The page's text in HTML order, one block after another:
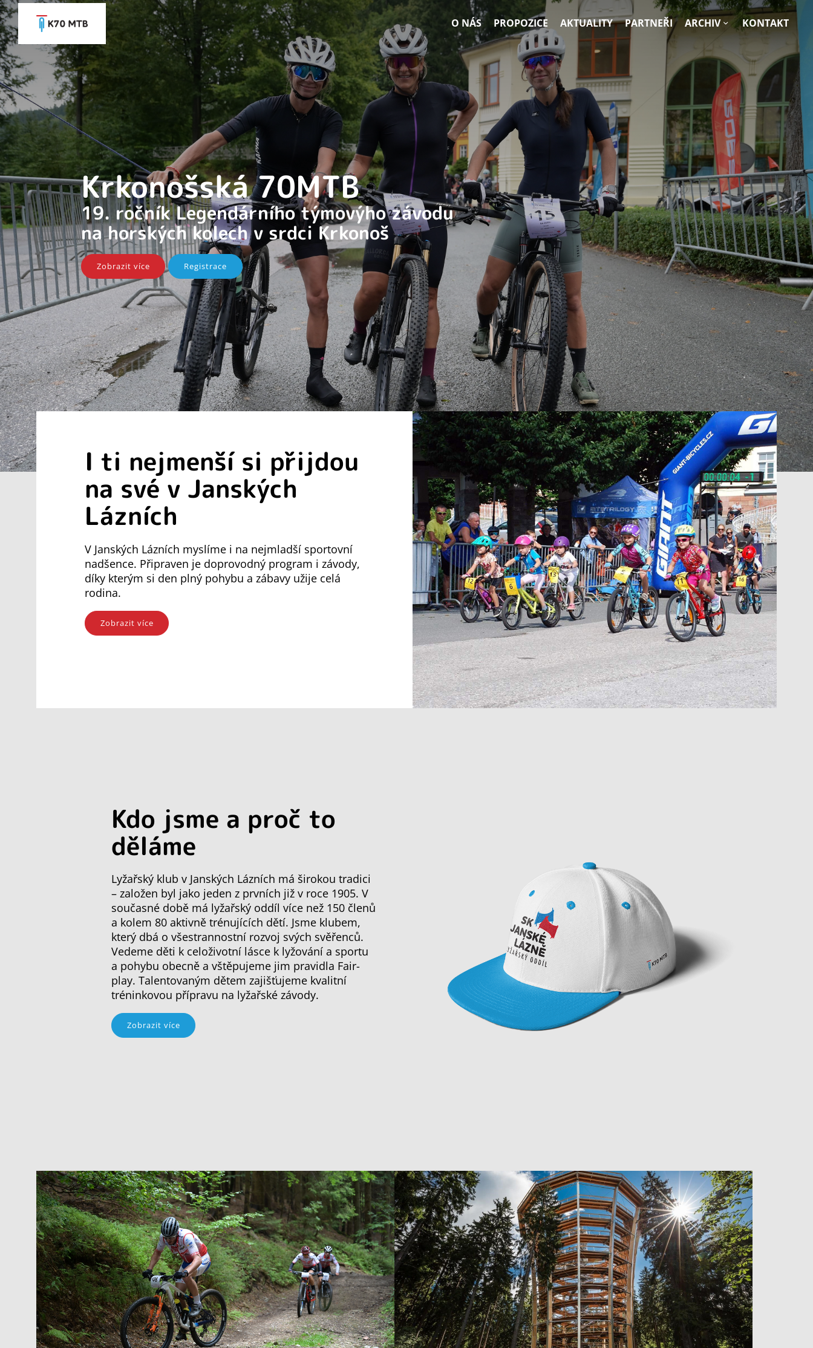
O NÁS PROPOZICE AKTUALITY PARTNEŘI ARCHIV KONTAKT
Krkonošská 70MTB
19. ročník Legendárního týmovýho závodu
na horských kolech v srdci Krkonoš
Zobrazit více Registrace
I ti nejmenší si přijdou
na své v Janských
Lázních
V Janských Lázních myslíme i na nejmladší sportovní
nadšence. Připraven je doprovodný program i závody,
díky kterým si den plný pohybu a zábavy užije celá
rodina.
Zobrazit více
Kdo jsme a proč to
děláme
Lyžařský klub v Janských Lázních má širokou tradici
– založen byl jako jeden z prvních již v roce 1905. V
současné době má lyžařský oddíl více než 150 členů
a kolem 80 aktivně trénujících dětí. Jsme klubem,
který dbá o všestrannostní rozvoj svých svěřenců.
Vedeme děti k celoživotní lásce k lyžování a sportu
a pohybu obecně a vštěpujeme jim pravidla Fair-
play. Talentovaným dětem zajišťujeme kvalitní
tréninkovou přípravu na lyžařské závody.
Zobrazit více